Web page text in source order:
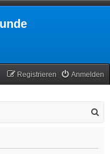
Anmelden
Registrieren